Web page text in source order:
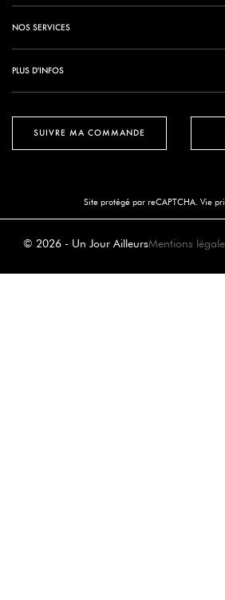
SUIVRE MA COMMANDE
NOS SERVICES
PLUS D'INFOS
Site protégé par reCAPTCHA. Vie
© 2026 - Un Jour AilleursMentions